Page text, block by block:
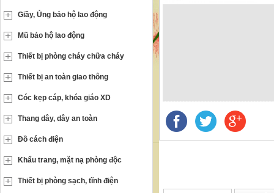
Giầy, Ủng bảo hộ lao động
Mũ bảo hộ lao động
Thiết bị phòng cháy chữa cháy
Thiết bị an toàn giao thông
Cóc kẹp cáp, khóa giáo XD
Thang dây, dây an toàn
Đồ cách điện
Khẩu trang, mặt nạ phòng độc
Thiết bị phòng sạch, tĩnh điện